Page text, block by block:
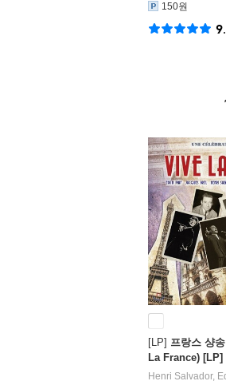
150원
[LP] 프랑스 샹
La France) [LP]
Henri Salvador,